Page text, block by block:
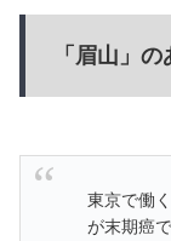
「眉山」
東京で働
が末期癌